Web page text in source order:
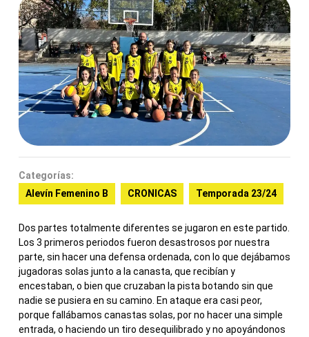
Categorías:
Alevín Femenino B
CRONICAS Temporada 23/24
Dos partes totalmente diferentes se jugaron en este partido.
Los 3 primeros periodos fueron desastrosos por nuestra
parte, sin hacer una defensa ordenada, con lo que dejábamos
jugadoras solas junto a la canasta, que recibían y
encestaban, o bien que cruzaban la pista botando sin que
nadie se pusiera en su camino. En ataque era casi peor,
porque fallábamos canastas solas, por no hacer una simple
entrada, o haciendo un tiro desequilibrado y no apoyándonos